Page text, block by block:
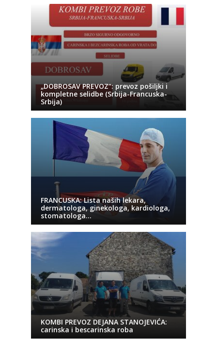
„DOBROSAV PREVOZ“: prevoz pošiljki i
kompletne selidbe (Srbija-Francuska-
Srbija)
FRANCUSKA: Lista naših lekara,
dermatologa, ginekologa, kardiologa,
stomatologa…
KOMBI PREVOZ DEJANA STANOJEVIĆA:
carinska i bescarinska roba